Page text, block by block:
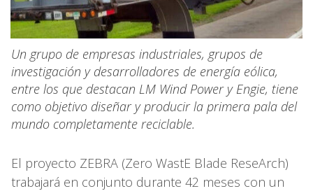
Un grupo de empresas industriales, grupos de
investigación y desarrolladores de energía eólica,
entre los que destacan LM Wind Power y Engie, tiene
como objetivo diseñar y producir la primera pala del
mundo completamente reciclable.
El proyecto ZEBRA (Zero WastE Blade ReseArch)
trabajará en conjunto durante 42 meses con un